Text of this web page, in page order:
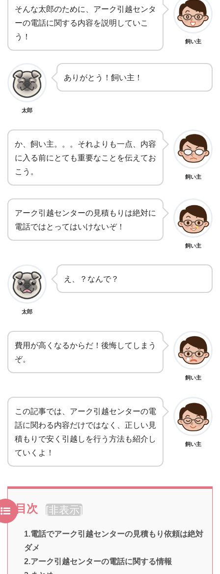
そんな太郎のために、アーク引越センタ
ーの電話に関する内容を説明していこ
う！
飼い主
太郎
ありがとう！飼い主！
か、飼い主。。。それよりも一点、内容
に入る前にとても重要なことを伝えてお
こう。
飼い主
アーク引越センターの見積もりは絶対に
電話ではとってはいけないぞ！
飼い主
太郎
え、？なんで？
費用が高くなるからだ！後悔してしまう
ぞ。
飼い主
この記事では、アーク引越センターの電
話に関わる内容だけではなく、正しい見
積もりで安く引越しを行う方法も紹介し
ていくよ！
飼い主
目次 [非表示]
1.電話でアーク引越センターの見積もり依頼は絶対
ダメ
2.アーク引越センターの電話に関する情報